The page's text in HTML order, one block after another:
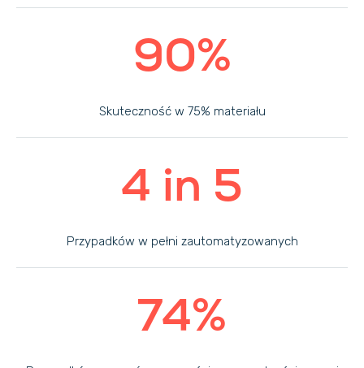
90%
Skuteczność w 75% materiału
4 in 5
Przypadków w pełni zautomatyzowanych
74%